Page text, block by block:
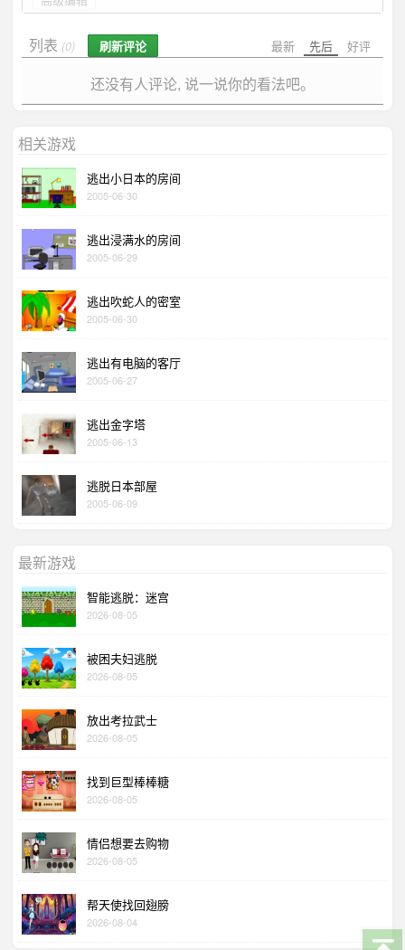
最新 先后 好评
列表 (0) 刷新评论
还没有人评论, 说一说你的看法吧。
相关游戏
逃出小日本的房间
2005-06-30
逃出浸满水的房间
2005-06-29
逃出吹蛇人的密室
2005-06-30
逃出有电脑的客厅
2005-06-27
逃出金字塔
2005-06-13
逃脱日本部屋
2005-06-09
最新游戏
智能逃脱：迷宫
2026-08-05
被困夫妇逃脱
2026-08-05
放出考拉武士
2026-08-05
找到巨型棒棒糖
2026-08-05
情侣想要去购物
2026-08-05
帮天使找回翅膀
2026-08-04